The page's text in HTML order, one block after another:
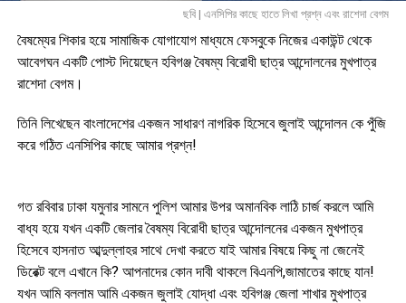
ছবি | এনসিপির কাছে হাতে লিখা প্রশ্ন এবং রাশেদা বেগম
বৈষম্যের শিকার হয়ে সামাজিক যোগাযোগ মাধ্যমে ফেসবুকে নিজের একাউন্ট থেকে
আবেগঘন একটি পোস্ট দিয়েছেন হবিগঞ্জ বৈষম্য বিরোধী ছাত্র আন্দোলনের মুখপাত্র
রাশেদা বেগম।
তিনি লিখেছেন বাংলাদেশের একজন সাধারণ নাগরিক হিসেবে জুলাই আন্দোলন কে পুঁজি
করে গঠিত এনসিপির কাছে আমার প্রশ্ন!
গত রবিবার ঢাকা যমুনার সামনে পুলিশ আমার উপর অমানবিক লাঠি চার্জ করলে আমি
বাধ্য হয়ে যখন একটি জেলার বৈষম্য বিরোধী ছাত্র আন্দোলনের একজন মুখপাত্র
হিসেবে হাসনাত আব্দুল্লাহর সাথে দেখা করতে যাই আমার বিষয়ে কিছু না জেনেই
ডিরেক্ট বলে এখানে কি? আপনাদের কোন দাবী থাকলে বিএনপি,জামাতের কাছে যান!
যখন আমি বললাম আমি একজন জুলাই যোদ্ধা এবং হবিগঞ্জ জেলা শাখার মুখপাত্র